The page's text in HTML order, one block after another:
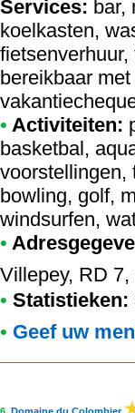
Services: bar,
koelkasten,
bereikbaar
• Activiteiten:
basketbal,
voorstellingen,
bowling, golf,
windsurfen,
•
Villepey, RD
• Statistieken:
• Geef uw